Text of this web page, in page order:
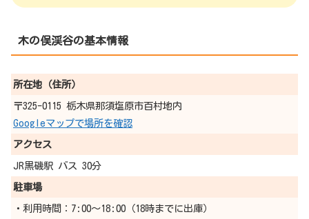
木の俣渓谷の基本情報
所在地（住所）
〒325-0115 栃木県那須塩原市百村地内
Googleマップで場所を確認
アクセス
JR黒磯駅 バス 30分
駐車場
・利用時間：7:00〜18:00（18時までに出庫）